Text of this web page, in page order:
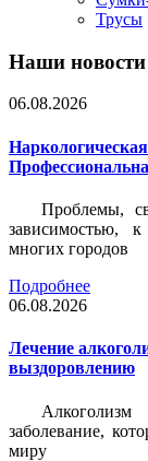
Трусы
Наши новости
06.08.2026
Проблемы,
зависимостью,
многих городов
Подробнее
06.08.2026
Лечение
выздоровлению
заболевание,
миру